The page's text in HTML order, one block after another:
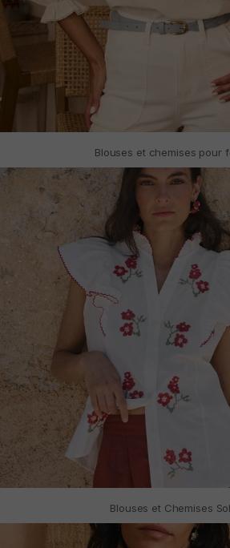
Blouses et chemises pour
Blouses et Chemises